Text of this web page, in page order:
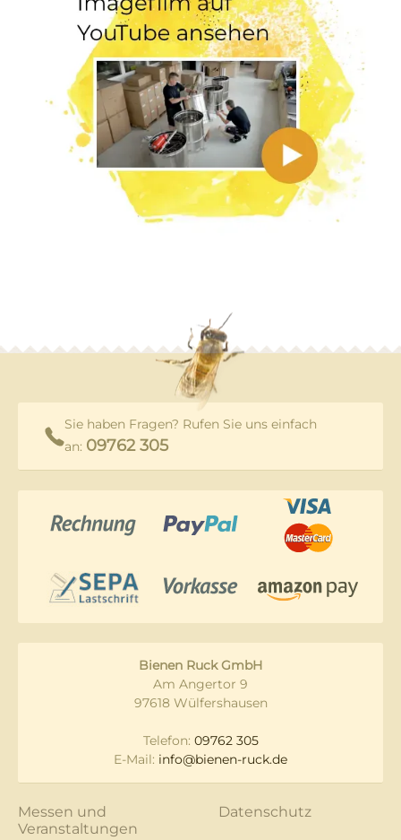
Sie haben Fragen? Rufen Sie uns einfach
an: 09762 305
Bienen Ruck GmbH
Am Angertor 9
97618 Wülfershausen
Telefon: 09762 305
E-Mail: info@bienen-ruck.de
Messen und
Veranstaltungen
Datenschutz